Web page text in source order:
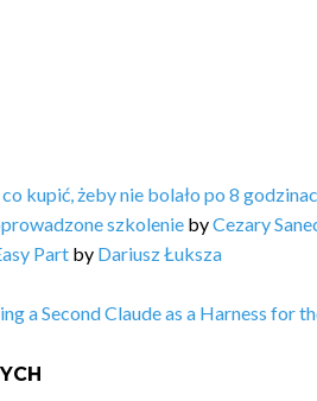
kupić, żeby nie bolało po 8
szkolenie byCezary
Part by Dariusz Łuksza
a Second Claude as a Harness for